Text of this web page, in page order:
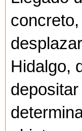
Hidalgo,
depositar